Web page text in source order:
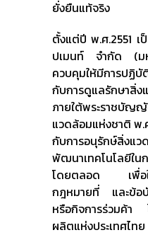
ยั่งยืนแท้จริง
ตั้งแต่ปี พ.ศ.2551
ปเมนท์ จำกัด (มห
ควบคุมให้มีการปฏิ
กับการดูแลรักษาสิ่ง
ภายใต้พระราชบัญ
แวดล้อมแห่งชาติ พ.
กับการอนุรักษ์สิ่งแว
พัฒนาเทคโนโลยีใน
โดยตลอด เพื่อให้
กฎหมายที่ และข้อ
หรือกิจการร่วมค้า
ผลิตแห่งประเทศไท